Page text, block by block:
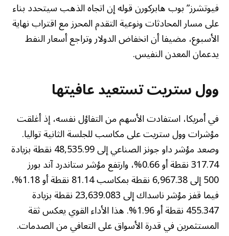
فيوتشرز” بوب هابركورن قوله إن اتجاه الذهب سيتحدد بناء
على مسار المحادثات ونوعية التقدم المحرز مع اقتراب نهاية
الأسبوع، مضيفا أن انخفاض الدولار وتراجع أسعار النفط
يدعمان المعدن النفيس.
وول ستريت تستعيد عافيتها
في أمريكا، استفادت الأسهم من التفاؤل نفسه، إذ أغلقت
مؤشرات وول ستريت على مكاسب للجلسة الثانية تواليا.
وصعد مؤشر داو جونز الصناعي إلى 48,535.99 نقطة بزيادة
317.74 نقطة أو 0.66%، وارتفع مؤشر ستاندرد آند بورز
500 إلى 6,967.38 نقطة بمكاسب 81.14 نقطة أو 1.18%،
فيما قفز مؤشر ناسداك إلى 23,639.083 نقطة بزيادة
455.347 نقطة أو 1.96%. هذا الأداء القوي يعكس ثقة
المستثمرين في قدرة الأسواق على التعافي من الصدمات.